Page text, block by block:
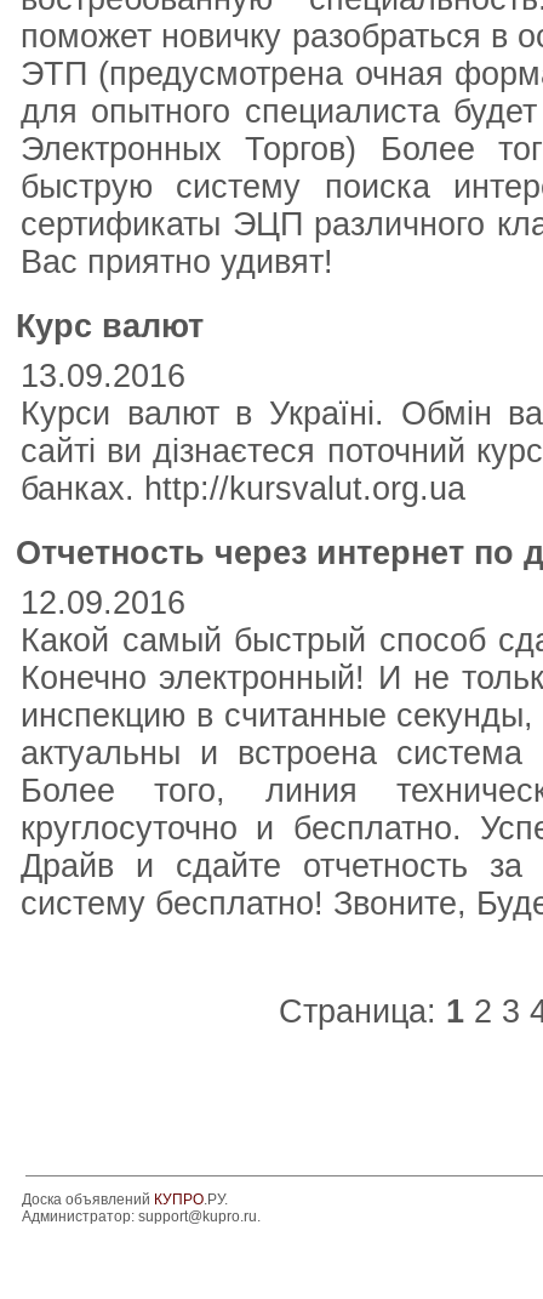
поможет новичку разобраться в
ЭТП (предусмотрена очная
для опытного специалиста
Электронных Торгов) Более
быструю систему поиска
сертификаты ЭЦП различного
Вас приятно удивят!
Курс валют
13.09.2016
Курси валют в Україні. Обмін
сайті ви дізнаєтеся поточний
банках. http://kursvalut.org.ua
Отчетность через интернет по
12.09.2016
Какой самый быстрый способ
Конечно электронный! И не
инспекцию в считанные
актуальны и встроена система
Более того, линия
круглосуточно и бесплатно.
Драйв и сдайте отчетность
систему бесплатно! Звоните,
Страница: 1 2 3
Доска объявлений КУПРО.РУ.
Администратор: support@kupro.ru.